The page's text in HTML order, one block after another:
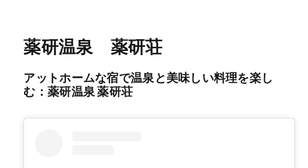
薬研温泉 薬研荘
アットホームな宿で温泉と美味しい料理を楽し
む：薬研温泉 薬研荘